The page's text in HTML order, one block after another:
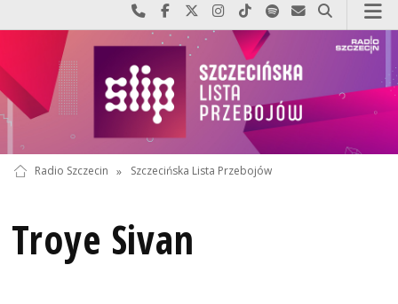
Najlepiej po prostu do nas zadzwoń
Odwiedź nas na Facebook-u
Odwiedź nas na X
Odwiedź nas na Instagram-ie
Odwiedź nas na TikTok-u
Szukaj nas na Spotify
Wyślij do nas
Szukaj
Radio Szczecin » Szczecińska Lista Przebojów
Troye Sivan